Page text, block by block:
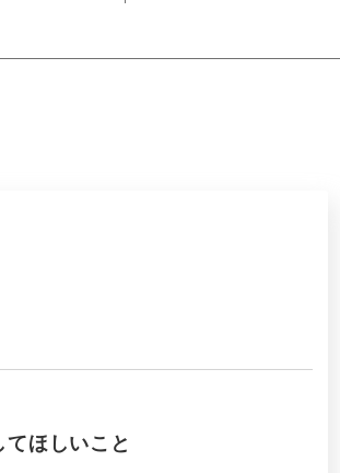
ほしいこと